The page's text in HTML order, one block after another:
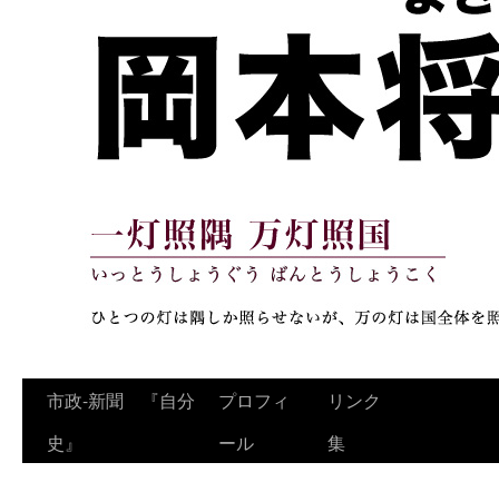
コ市政‐新聞 『自分
史』
プロフィ
ール
リンク
集